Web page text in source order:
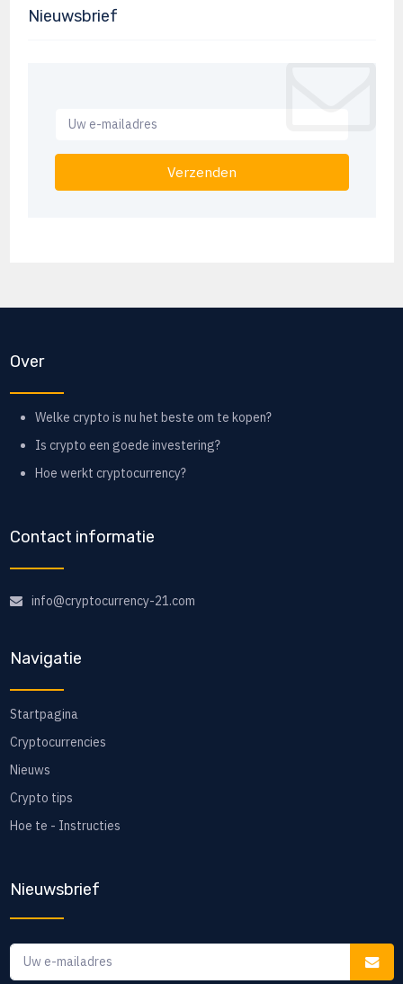
Nieuwsbrief
Verzenden
Over
Welke crypto is nu het beste om te kopen?
Is crypto een goede investering?
Hoe werkt cryptocurrency?
Contact informatie
info@cryptocurrency-21.com
Navigatie
Startpagina
Cryptocurrencies
Nieuws
Crypto tips
Hoe te - Instructies
Nieuwsbrief